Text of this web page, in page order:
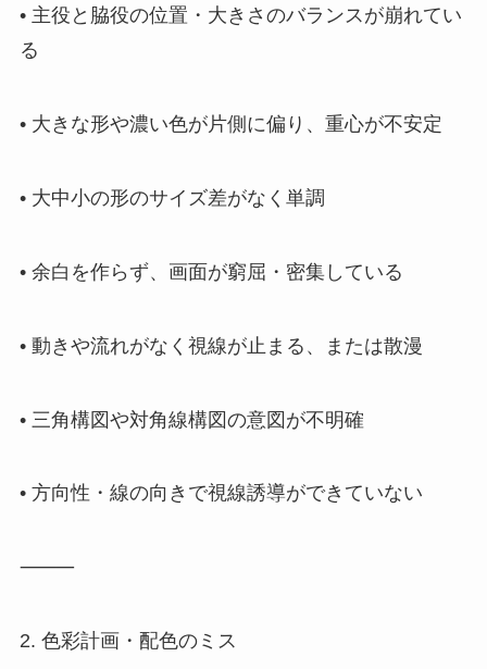
• 主役と脇役の位置・大きさのバランスが崩れてい
る
• 大きな形や濃い色が片側に偏り、重心が不安定
• 大中小の形のサイズ差がなく単調
• 余白を作らず、画面が窮屈・密集している
• 動きや流れがなく視線が止まる、または散漫
• 三角構図や対角線構図の意図が不明確
• 方向性・線の向きで視線誘導ができていない
⸻
2. 色彩計画・配色のミス